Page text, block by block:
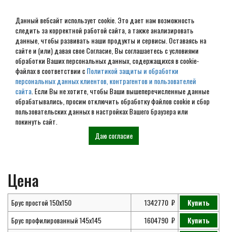
Данный вебсайт использует cookie. Это дает нам возможность
следить за корректной работой сайта, а также анализировать
данные, чтобы развивать наши продукты и сервисы. Оставаясь на
сайте и (или) давая свое Согласие, Вы соглашаетесь с условиями
обработки Ваших персональных данных, содержащихся в cookie-
файлах в соответствии сПолитикой защиты и обработки
персональных данных клиентов, контрагентов и пользователей
сайта . Если Вы не хотите, чтобы Ваши вышеперечисленные данные
обрабатывались, просим отключить обработку файлов cookie и сбор
пользовательских данных в настройках Вашего браузера или
покинуть сайт.
Даю согласие
Проект дома из бруса 9х10
№ ДБ-42
Главная Проекты
Дома из
Проект дома из бруса 9х10 № ДБ-42
Цена
Брус простой 150х150 1342770
Купить
Брус профилированный 145х145
1604790
Купить